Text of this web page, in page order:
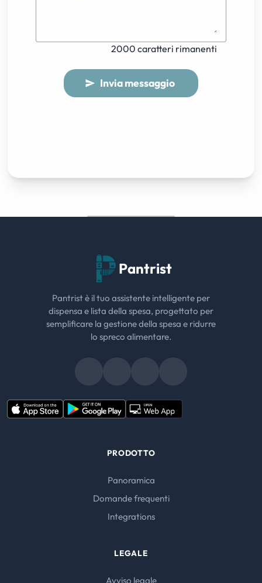
2000 caratteri rimanenti
send Invia messaggio
Pantrist
Pantrist è il tuo assistente intelligente per
dispensa e lista della spesa, progettato per
semplificare la gestione della spesa e ridurre
lo spreco alimentare.
PRODOTTO
Panoramica
Domande frequenti
Integrations
LEGALE
Avviso legale